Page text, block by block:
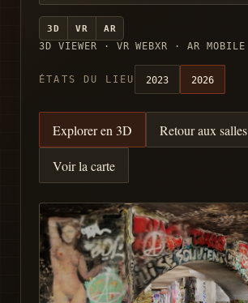
3D VR AR
3D VIEWER · VR WEBXR · AR MOBILE
ÉTATS DU LIEU 2023 2026
Explorer en 3D Retour aux salles
Voir la carte